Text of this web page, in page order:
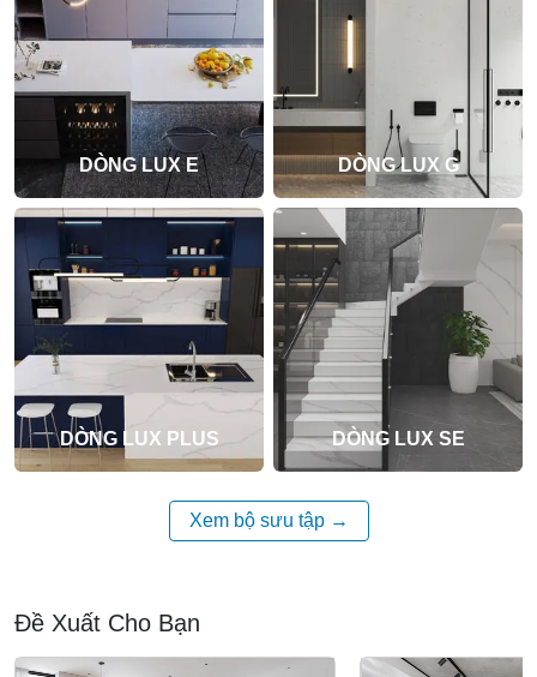
DÒNG LUX E DÒNG LUX G
DÒNG LUX PLUS DÒNG LUX SE
Xem bộ sưu tập
Đề Xuất Cho Bạn